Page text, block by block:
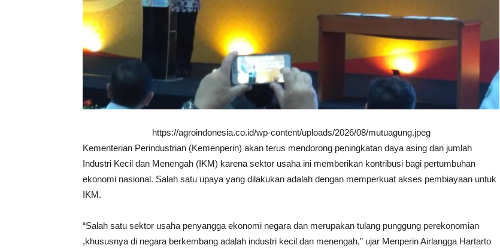
https://agroindonesia.co.id/wp-content/uploads/2026/08/mutuagung.jpeg
Kementerian Perindustrian (Kemenperin) akan terus mendorong peningkatan daya asing dan jumlah
Industri Kecil dan Menengah (IKM) karena sektor usaha ini memberikan kontribusi bagi pertumbuhan
ekonomi nasional. Salah satu upaya yang dilakukan adalah dengan memperkuat akses pembiayaan untuk
IKM.
“Salah satu sektor usaha penyangga ekonomi negara dan merupakan tulang punggung perekonomian
,khususnya di negara berkembang adalah industri kecil dan menengah,” ujar Menperin Airlangga Hartarto